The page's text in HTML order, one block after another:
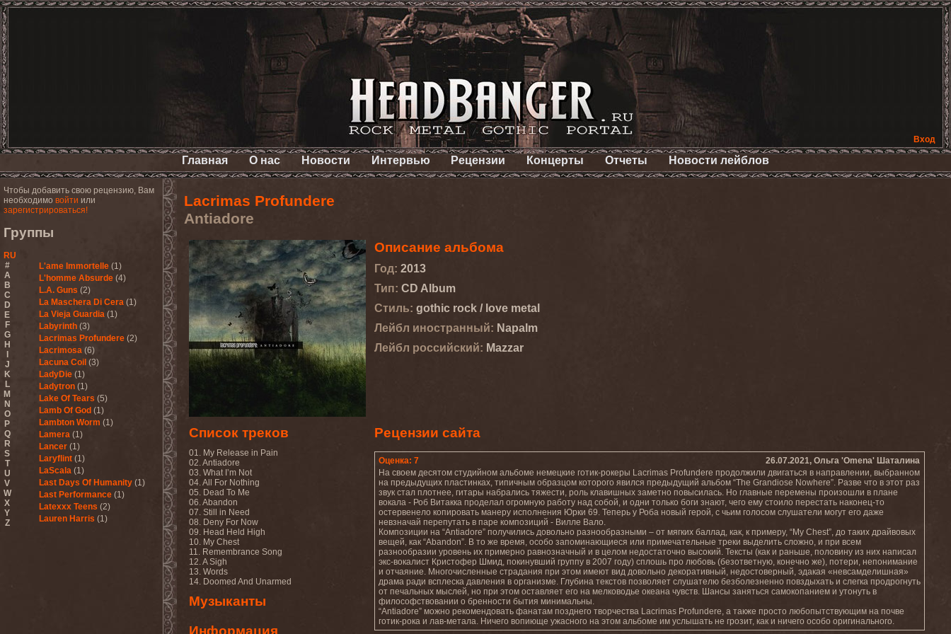
Вход
Главная О нас Новости Интервью Рецензии Концерты Отчеты Новости лейблов
Чтобы добавить свою рецензию, Вам
необходимо войти или
зарегистрироваться!
Группы
RU
#
A
B
C
D
E
F
G
H
J
K
L
M
N
O
P
Q
R
S
T
U
V
W
X
Y
Z
L'ame Immortelle (1)
L'homme Absurde (4)
L.A. Guns (2)
La Maschera Di Cera (1)
La Vieja Guardia (1)
Labyrinth (3)
Lacrimas Profundere (2)
Lacrimosa (6)
Lacuna Coil (3)
LadyDie (1)
Ladytron (1)
Lake Of Tears (5)
Lamb Of God (1)
Lambton Worm (1)
Lamera (1)
Lancer (1)
Laryflint (1)
LaScala (1)
Last Days Of Humanity (1)
Last Performance (1)
Latexxx Teens (2)
Lauren Harris (1)
Lacrimas Profundere
Antiadore
Описание альбома
Год: 2013
Тип: CD Album
Стиль: gothic rock / love metal
Лейбл иностранный: Napalm
Лейбл роcсийский: Mazzar
Список треков
01. My Release in Pain
02. Antiadore
03. What I’m Not
04. All For Nothing
05. Dead To Me
06. Abandon
07. Still in Need
08. Deny For Now
09. Head Held High
10. My Chest
11. Remembrance Song
12. A Sigh
13. Words
14. Doomed And Unarmed
Музыканты
Информация
Рецензии сайта
Оценка: 7
26.07.2021, Ольга 'Omena' Шаталина
На своем десятом студийном альбоме немецкие готик-рокеры Lacrimas Profundere продолжили двигаться в направлении, выбранном
на предыдущих пластинках, типичным образцом которого явился предыдущий альбом “The Grandiose Nowhere”. Разве что в этот раз
звук стал плотнее, гитары набрались тяжести, роль клавишных заметно повысилась. Но главные перемены произошли в плане
вокала - Роб Витакка проделал огромную работу над собой, и одни только боги знают, чего ему стоило перестать наконец-то
остервенело копировать манеру исполнения Юрки 69. Теперь у Роба новый герой, с чьим голосом слушатели могут его даже
невзначай перепутать в паре композиций - Вилле Вало.
Композиции на “Antiadore” получились довольно разнообразными – от мягких баллад, как, к примеру, “My Chest”, до таких драйвовых
вещей, как “Abandon”. В то же время, особо запоминающиеся или примечательные треки выделить сложно, и при всем
разнообразии уровень их примерно равнозначный и в целом недостаточно высокий. Тексты (как и раньше, половину из них написал
экс-вокалист Кристофер Шмид, покинувший группу в 2007 году) сплошь про любовь (безответную, конечно же), потери, непонимание
и отчаяние. Многочисленные страдания при этом имеют вид довольно декоративный, недостоверный, эдакая «невсамделишная»
драма ради всплеска давления в организме. Глубина текстов позволяет слушателю безболезненно повздыхать и слегка продрогнуть
от печальных мыслей, но при этом оставляет его на мелководье океана чувств. Шансы заняться самокопанием и утонуть в
философствовании о бренности бытия минимальны.
“Antiadore” можно рекомендовать фанатам позднего творчества Lacrimas Profundere, а также просто любопытствующим на почве
готик-рока и лав-метала. Ничего вопиюще ужасного на этом альбоме им услышать не грозит, как и ничего особо оригинального.